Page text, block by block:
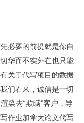
必要的前提就是你自
华而不实外在也只能
关于代写项目的数据
们看来，诚信是一切
染去“欺瞒”客户，导
作业加拿大论文代写